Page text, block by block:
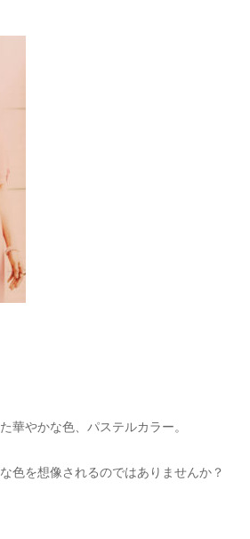
華やかな色、パステルカラー。
色を想像されるのではありませんか？